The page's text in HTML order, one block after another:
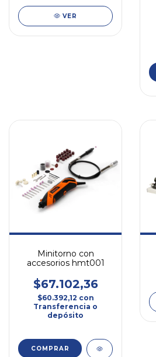
VER
Minitorno con
accesorios hmt001
$67.102,36
$60.392,12 con
Transferencia o
depósito